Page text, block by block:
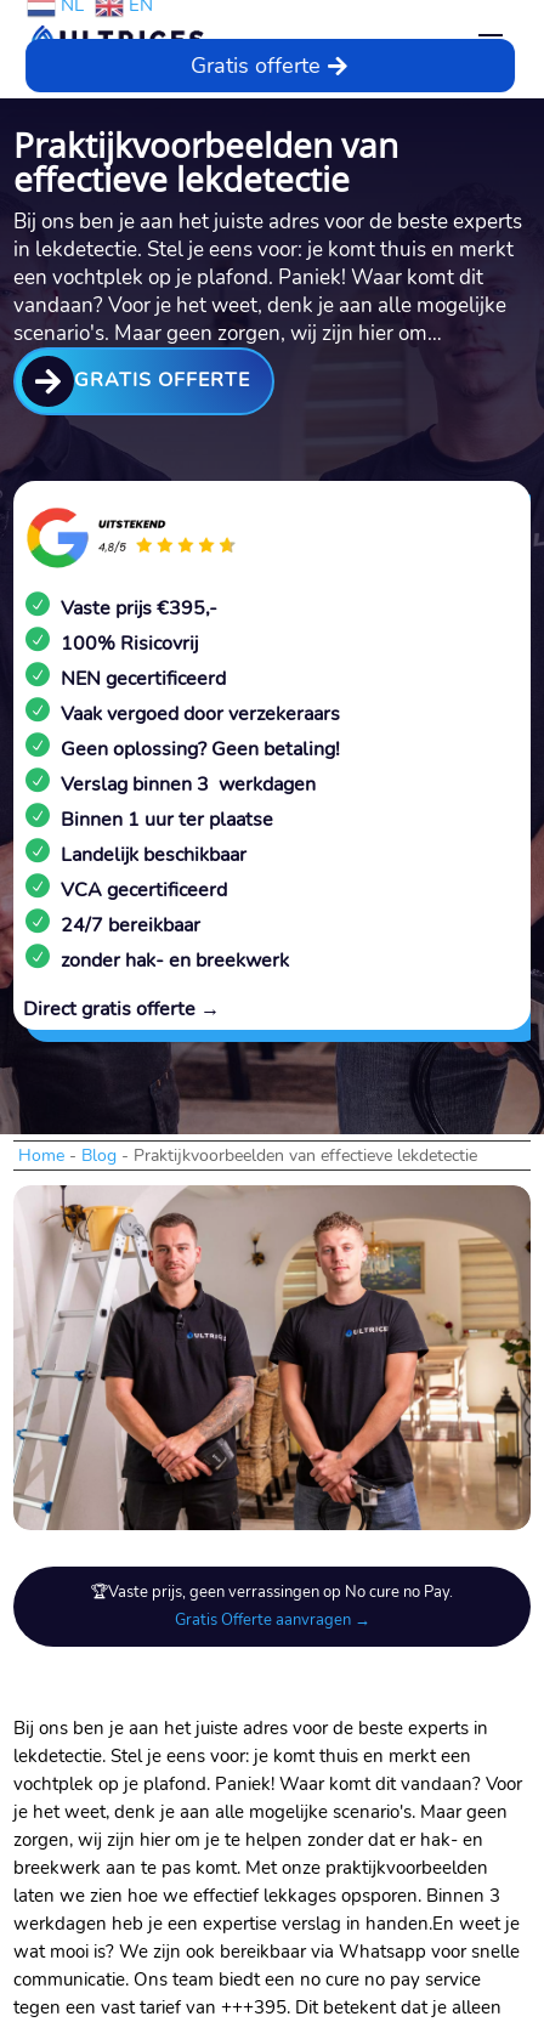
NL EN
Gratis offerte
Praktijkvoorbeelden van
effectieve lekdetectie
Bij ons ben je aan het juiste adres voor de beste experts
in lekdetectie.​ Stel je eens voor: je komt thuis en merkt
een vochtplek op je plafond.​ Paniek! Waar komt dit
vandaan? Voor je het weet, denk je aan alle mogelijke
scenario's.​ Maar geen zorgen, wij zijn hier om…
 GRATIS OFFERTE
Vaste prijs €395,-
100% Risicovrij
NEN gecertificeerd
Vaak vergoed door verzekeraars
Geen oplossing? Geen betaling!
Verslag binnen 3 werkdagen
Binnen 1 uur ter plaatse
Landelijk beschikbaar
VCA gecertificeerd
24/7 bereikbaar
zonder hak- en breekwerk
Direct gratis offerte →
Home - Blog - Praktijkvoorbeelden van effectieve lekdetectie
🏆Vaste prijs, geen verrassingen op No cure no Pay.
Gratis Offerte aanvragen →
Bij ons ben je aan het juiste adres voor de beste experts in
lekdetectie.​ Stel je eens voor: je komt thuis en merkt een
vochtplek op je plafond.​ Paniek! Waar komt dit vandaan? Voor
je het weet, denk je aan alle mogelijke scenario's.​ Maar geen
zorgen, wij zijn hier om je te helpen zonder dat er hak- en
breekwerk aan te pas komt.​ Met onze praktijkvoorbeelden
laten we zien hoe we effectief lekkages opsporen.​ Binnen 3
werkdagen heb je een expertise verslag in handen.​ En weet je
wat mooi is? We zijn ook bereikbaar via Whatsapp voor snelle
communicatie.​ Ons team biedt een no cure no pay service
tegen een vast tarief van +++395.​ Dit betekent dat je alleen